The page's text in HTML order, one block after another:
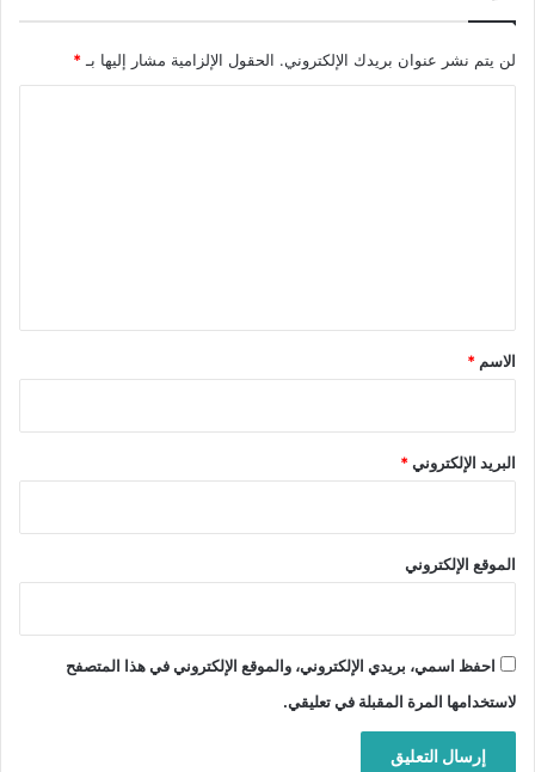
لن يتم نشر عنوان بريدك الإلكتروني. الحقول الإلزامية مشار إليها بـ*
*
الاسم *
البريد الإلكتروني*
الموقع الإلكتروني
احفظ اسمي، بريدي الإلكتروني، والموقع الإلكتروني في هذا المتصفح
لاستخدامها المرة المقبلة في تعليقي.